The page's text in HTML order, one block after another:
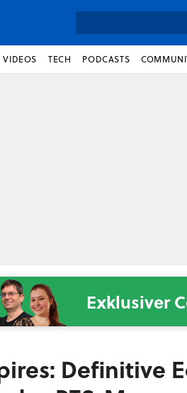
VIDEOS TECH PODCASTS
Exklusiver
Definitive